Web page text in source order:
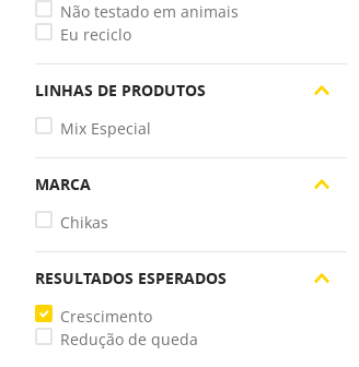
Não testado em animais
Eu reciclo
LINHAS DE PRODUTOS
Mix Especial
MARCA
Chikas
RESULTADOS ESPERADOS
Crescimento
Redução de queda